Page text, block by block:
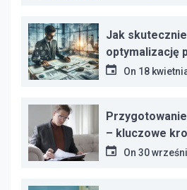
Jak
optymalizację
Twojej firmie?
On 18
– kluczowe
zawodu
On 30